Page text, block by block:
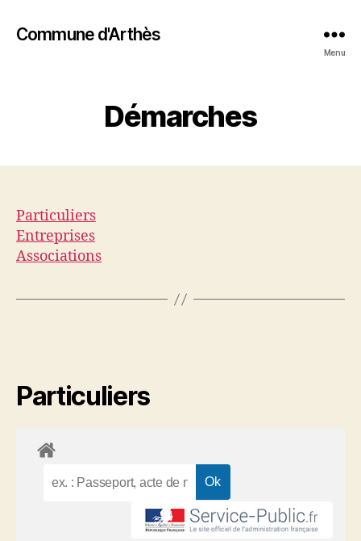
Commune d'Arthès
Menu
Démarches
Particuliers
Entreprises
Associations
Particuliers